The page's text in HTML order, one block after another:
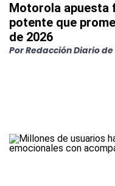
Motorola apuesta
potente que
de 2026
PorRedacción Diario